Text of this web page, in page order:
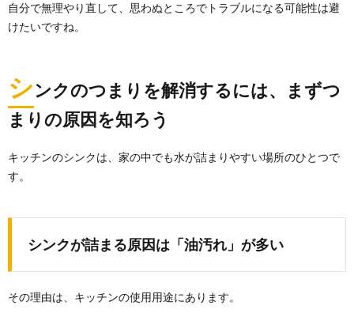
自分で無理やり直して、思わぬところでトラブルになる可能性は避
けたいですね。
シンクのつまりを解消するには、まずつ
まりの原因を知ろう
キッチンのシンクは、家の中でも水が詰まりやすい場所のひとつで
す。
シンクが詰まる原因は「油汚れ」が多い
その理由は、キッチンの使用用途にあります。